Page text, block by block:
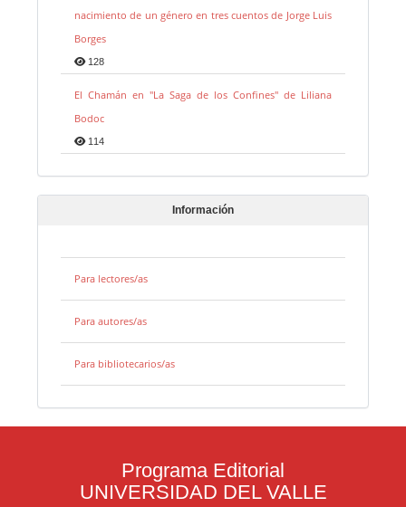
nacimiento de un género en tres cuentos de Jorge Luis
Borges
128
El Chamán en "La Saga de los Confines" de Liliana
Bodoc
114
Información
Para lectores/as
Para autores/as
Para bibliotecarios/as
Programa Editorial
UNIVERSIDAD DEL VALLE